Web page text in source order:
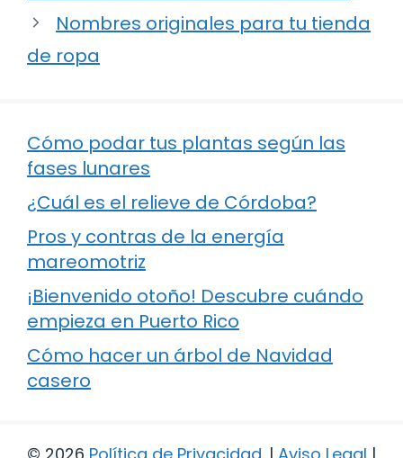
Nombres originales para tu tienda
de ropa
Cómo podar tus plantas según las
fases lunares
¿Cuál es el relieve de Córdoba?
Pros y contras de la energía
mareomotriz
¡Bienvenido otoño! Descubre cuándo
empieza en Puerto Rico
Cómo hacer un árbol de Navidad
casero